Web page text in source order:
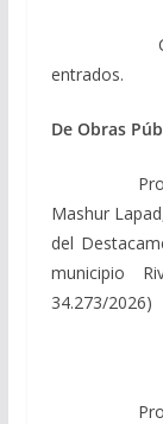
entrados.
De Obras
Proyecto
Mashur
del
municipio
34.273/2026)
Proyecto